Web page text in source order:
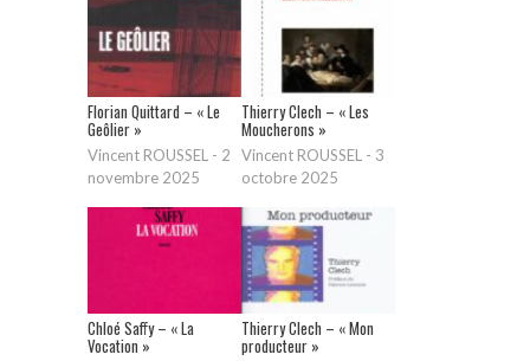
Florian Quittard – « Le
Geôlier »
Vincent ROUSSEL - 2
novembre 2025
Thierry Clech – « Les
Moucherons »
Vincent ROUSSEL - 3
octobre 2025
Chloé Saffy – « La
Vocation »
Thierry Clech – « Mon
producteur »